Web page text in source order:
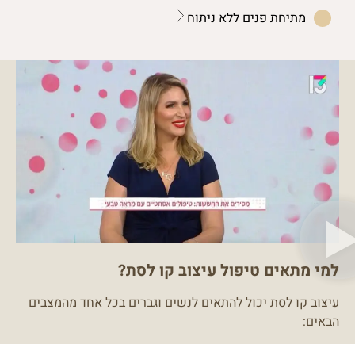
מתיחת פנים ללא ניתוח
למי מתאים טיפול עיצוב קו לסת?
עיצוב קו לסת יכול להתאים לנשים וגברים בכל אחד מהמצבים
הבאים: